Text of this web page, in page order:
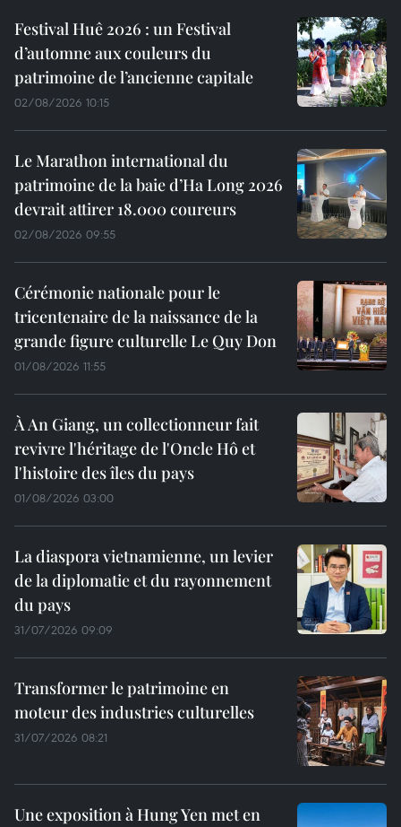
Festival Huê 2026 : un Festival
d’automne aux couleurs du
patrimoine de l’ancienne capitale
02/08/2026 10:15
Le Marathon international du
patrimoine de la baie d’Ha Long 2026
devrait attirer 18.000 coureurs
02/08/2026 09:55
Cérémonie nationale pour le
tricentenaire de la naissance de la
grande figure culturelle Le Quy Don
01/08/2026 11:55
À An Giang, un collectionneur fait
revivre l'héritage de l'Oncle Hô et
l'histoire des îles du pays
01/08/2026 03:00
La diaspora vietnamienne, un levier
de la diplomatie et du rayonnement
du pays
31/07/2026 09:09
Transformer le patrimoine en
moteur des industries culturelles
31/07/2026 08:21
Une exposition à Hung Yen met en